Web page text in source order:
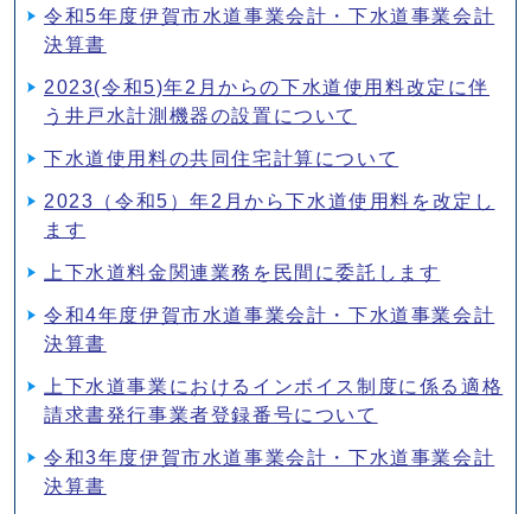
令和5年度伊賀市水道事業会計・下水道事業会計
決算書
2023(令和5)年2月からの下水道使用料改定に伴
う井戸水計測機器の設置について
下水道使用料の共同住宅計算について
2023（令和5）年2月から下水道使用料を改定し
ます
上下水道料金関連業務を民間に委託します
令和4年度伊賀市水道事業会計・下水道事業会計
決算書
上下水道事業におけるインボイス制度に係る適格
請求書発行事業者登録番号について
令和3年度伊賀市水道事業会計・下水道事業会計
決算書